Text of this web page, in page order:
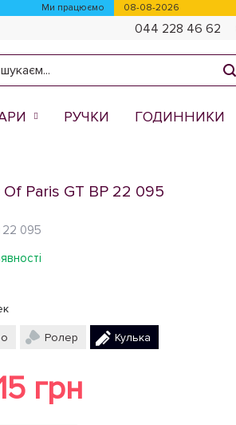
Ми працюємо 08-08-2026
044 228 46 62
РУЧКИ ГОДИННИКИ
Paris GT BP 22 095
22 095
Ролер Кулька
грн